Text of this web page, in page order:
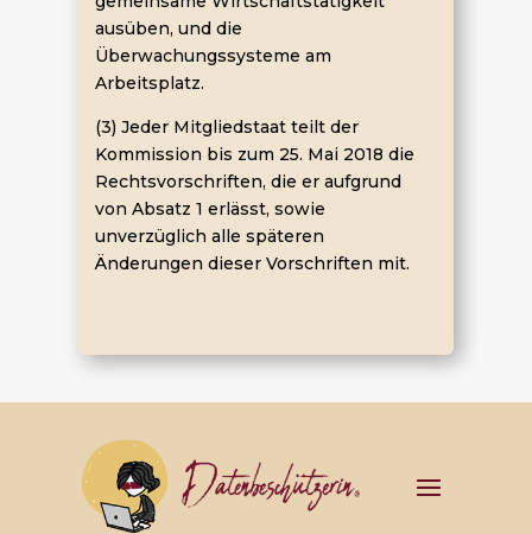
ausüben, und die
Überwachungssysteme am
Arbeitsplatz.
(3) Jeder Mitgliedstaat teilt der
Kommission bis zum 25. Mai 2018 die
Rechtsvorschriften, die er aufgrund
von Absatz 1 erlässt, sowie
unverzüglich alle späteren
Änderungen dieser Vorschriften mit.